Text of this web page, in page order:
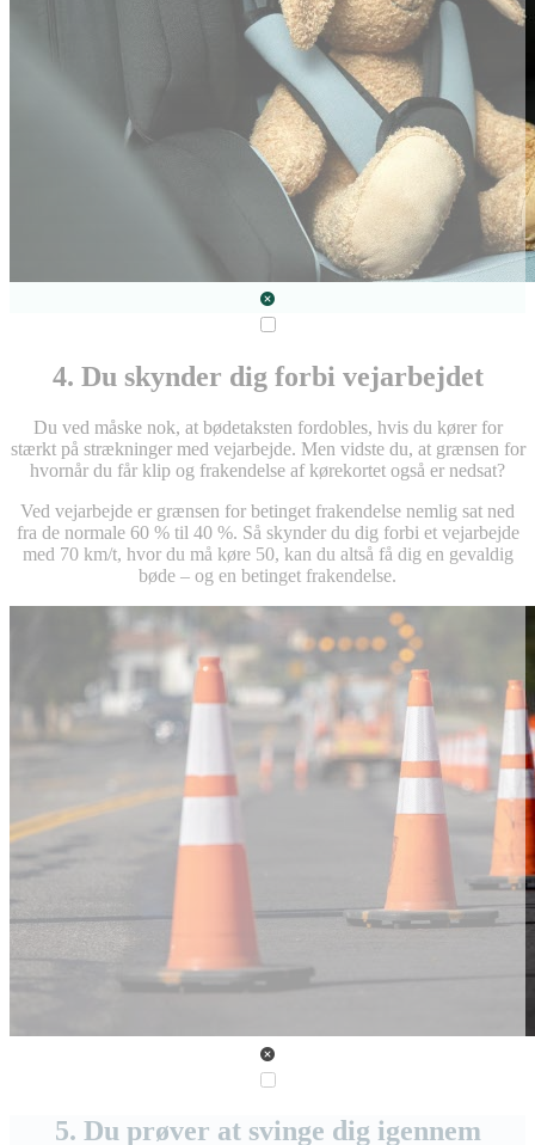
4. Du skynder dig forbi vejarbejdet
Du ved måske nok, at bødetaksten fordobles, hvis du kører for
stærkt på strækninger med vejarbejde. Men vidste du, at grænsen for
hvornår du får klip og frakendelse af kørekortet også er nedsat?
Ved vejarbejde er grænsen for betinget frakendelse nemlig sat ned
fra de normale 60 % til 40 %. Så skynder du dig forbi et vejarbejde
med 70 km/t, hvor du må køre 50, kan du altså få dig en gevaldig
bøde – og en betinget frakendelse.
5. Du prøver at svinge dig igennem